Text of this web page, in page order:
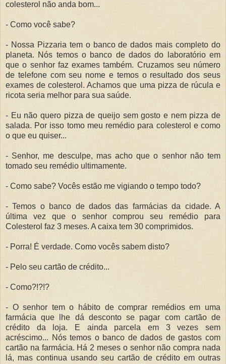
colesterol não anda bom...
- Como você sabe?
- Nossa Pizzaria tem o banco de dados mais completo do
planeta. Nós temos o banco de dados do laboratório em
que o senhor faz exames também. Cruzamos seu número
de telefone com seu nome e temos o resultado dos seus
exames de colesterol. Achamos que uma pizza de rúcula e
ricota seria melhor para sua saúde.
- Eu não quero pizza de queijo sem gosto e nem pizza de
salada. Por isso tomo meu remédio para colesterol e como
o que eu quiser...
- Senhor, me desculpe, mas acho que o senhor não tem
tomado seu remédio ultimamente.
- Como sabe? Vocês estão me vigiando o tempo todo?
- Temos o banco de dados das farmácias da cidade. A
última vez que o senhor comprou seu remédio para
Colesterol faz 3 meses. A caixa tem 30 comprimidos.
- Porra! É verdade. Como vocês sabem disto?
- Pelo seu cartão de crédito...
- Como?!?!?
- O senhor tem o hábito de comprar remédios em uma
farmácia que lhe dá desconto se pagar com cartão de
crédito da loja. E ainda parcela em 3 vezes sem
acréscimo... Nós temos o banco de dados de gastos com
cartão na farmácia. Há 2 meses o senhor não compra nada
lá, mas continua usando seu cartão de crédito em outras